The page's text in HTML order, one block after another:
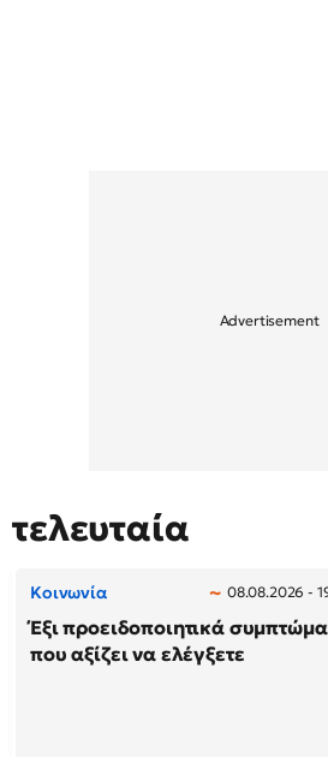
τελευταία
Κοινωνία 08.08.2026 -
Έξι προειδοποιητικά
που αξίζει να ελέγξετε